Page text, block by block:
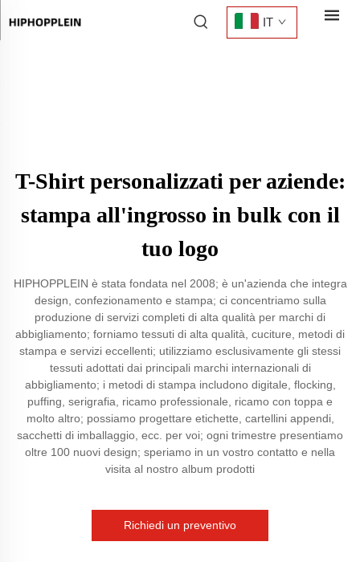
IT
T-Shirt personalizzati per aziende:
stampa all'ingrosso in bulk con il
tuo logo
HIPHOPPLEIN è stata fondata nel 2008; è un'azienda che integra
design, confezionamento e stampa; ci concentriamo sulla
produzione di servizi completi di alta qualità per marchi di
abbigliamento; forniamo tessuti di alta qualità, cuciture, metodi di
stampa e servizi eccellenti; utilizziamo esclusivamente gli stessi
tessuti adottati dai principali marchi internazionali di
abbigliamento; i metodi di stampa includono digitale, flocking,
puffing, serigrafia, ricamo professionale, ricamo con toppa e
molto altro; possiamo progettare etichette, cartellini appendi,
sacchetti di imballaggio, ecc. per voi; ogni trimestre presentiamo
oltre 100 nuovi design; speriamo in un vostro contatto e nella
visita al nostro album prodotti
Richiedi un preventivo